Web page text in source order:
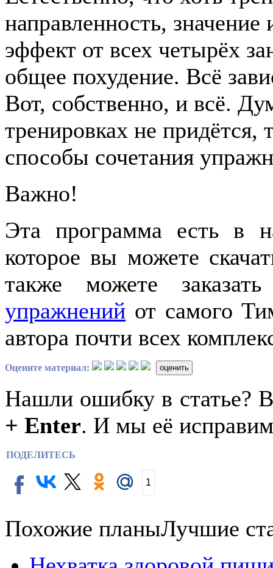
направленность,
эффект от всех четырёх
общее похудение. Всё
Вот, собственно, и всё.
тренировках не
способы сочетания
Важно!
Эта программа есть в
которое вы можете
также можете
упражнений от самого
автора почти всех
Оцените материал: оценить
Нашли ошибку в статье?
+ Enter. И мы её
ПОДЕЛИТЕСЬ
1
Похожие планыЛучшие